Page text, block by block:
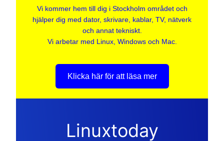
Vi kommer hem till dig i Stockholm området och
hjälper dig med dator, skrivare, kablar, TV, nätverk
och annat tekniskt.
Vi arbetar med Linux, Windows och Mac.
Klicka här för att läsa mer
Linuxtoday